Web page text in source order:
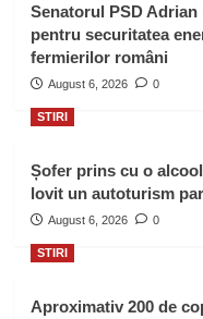
Senatorul PSD
pentru securitatea
fermierilor români
August 6, 2026 0
STIRI
Șofer prins cu o
lovit un autoturism
August 6, 2026 0
STIRI
Aproximativ 200 de